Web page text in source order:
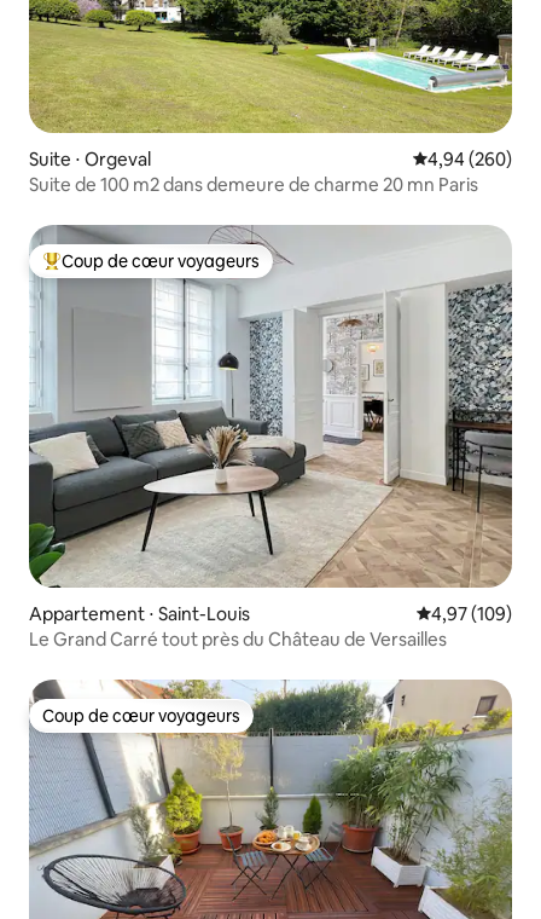
Suite ⋅ Orgeval Évaluation
4,94 (260)
Suite de 100 m2 dans demeure de charme 20 mn Paris
Coups de cœur voyageurs les plus appréciés
Coup de cœur voyageurs
Appartement ⋅ Saint-Louis Évaluation
4,97 (109)
Le Grand Carré tout près du Château de Versailles
Coup de cœur voyageurs
Coup de cœur voyageurs